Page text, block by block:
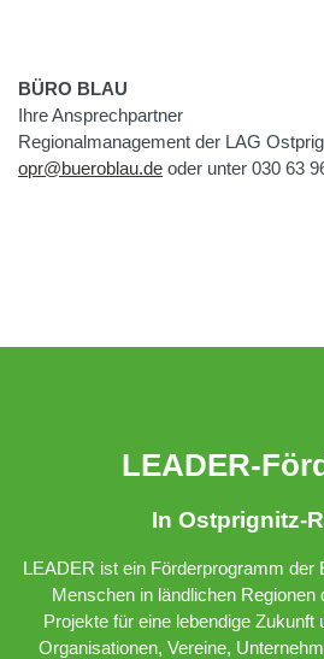
BÜRO BLAU
Ihre Ansprechpartner
Regionalmanagement der LAG
opr@bueroblau.de oder unter 030 63
LEADER-
In Ostprignitz-
LEADER ist ein Förderprogramm der
Menschen in ländlichen Regionen
Projekte für eine lebendige
Organisationen, Vereine,